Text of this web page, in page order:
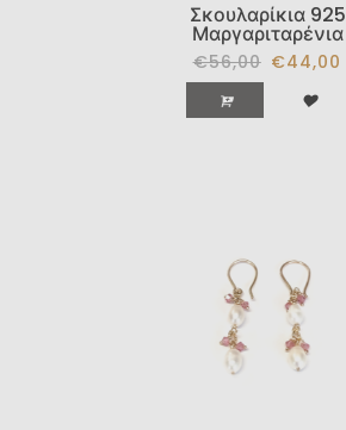
Σκουλαρίκια 925
Μαργαριταρένια
€56,00 €44,00